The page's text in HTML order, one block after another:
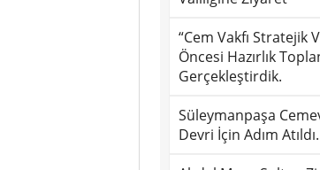
“Cem Vakfı Stratejik
Öncesi Hazırlık
Gerçekleştirdik.
Süleymanpaşa
Devri İçin Adım Atıldı.